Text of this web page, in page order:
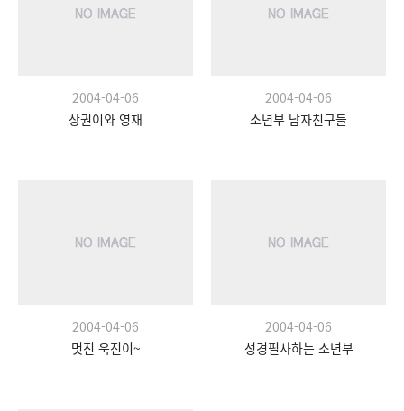
2004-04-06
상권이와 영재
2004-04-06
소년부 남자친구들
2004-04-06
멋진 욱진이~
2004-04-06
성경필사하는 소년부